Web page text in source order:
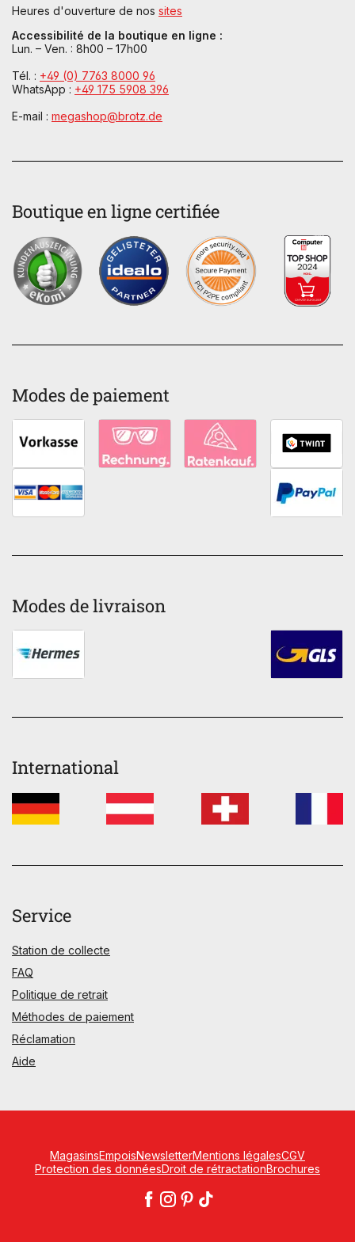
Heures d'ouverture de nos sites
Accessibilité de la boutique en ligne :
Lun. – Ven. : 8h00 – 17h00
Tél. : +49 (0) 7763 8000 96
WhatsApp : +49 175 5908 396
E-mail : megashop@brotz.de
Boutique en ligne certifiée
Modes de paiement
Modes de livraison
International
Service
Station de collecte
FAQ
Politique de retrait
Méthodes de paiement
Réclamation
Aide
MagasinsEmpoisNewsletterMentions légalesCGV
Protection des donnéesDroit de rétractationBrochures